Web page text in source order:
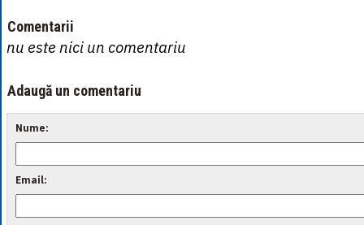
Comentarii
nu este nici un comentariu
Adaugă un comentariu
Nume:
Email: